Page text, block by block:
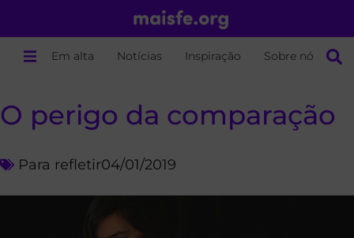
Em alta Notícias Inspiração Sobre nós
O perigo da comparação
Para refletir04/01/2019